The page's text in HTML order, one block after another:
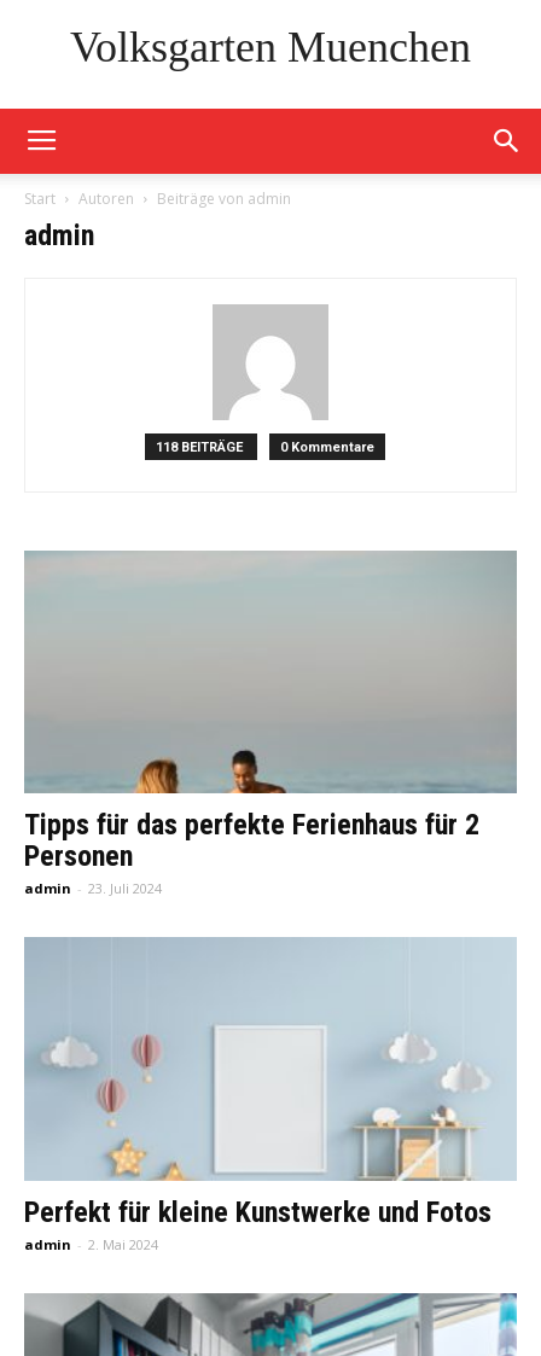
Volksgarten Muenchen
Start Autoren Beiträge von admin
admin
118 BEITRÄGE 0 Kommentare
Tipps für das perfekte Ferienhaus für 2
Personen
admin - 23. Juli 2024
Perfekt für kleine Kunstwerke und Fotos
admin - 2. Mai 2024